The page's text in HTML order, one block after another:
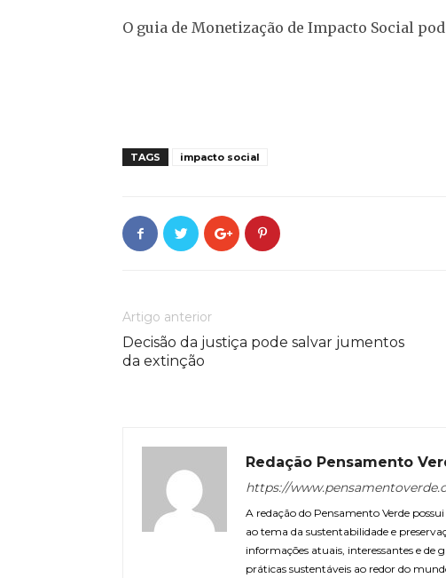
O guia de Monetização de Impacto Social
TAGS impacto social
Artigo anterior
Decisão da justiça pode salvar jumentos
da extinção
Redação Pensamento
https://
A redação do Pensamento Verde
ao tema da sustentabilidade e
informações atuais, interessantes e de
práticas sustentáveis ao redor do